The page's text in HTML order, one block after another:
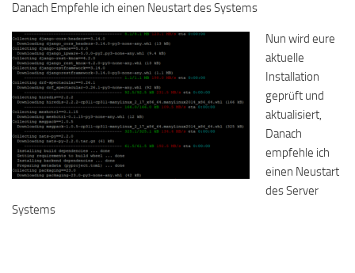
Danach Empfehle ich einen Neustart des Systems
Nun wird eure
aktuelle
Installation
geprüft und
aktualisiert,
Danach
empfehle ich
einen Neustart
des Server
Systems